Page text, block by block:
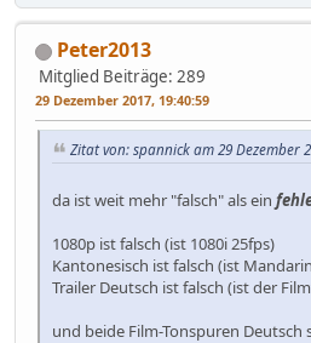
Peter2013
Mitglied Beiträge: 289
29 Dezember 2017, 19:40:59
Zitat von: spannick am 29 Dezember
da ist weit mehr "falsch" als ein
1080p ist falsch (ist 1080i 25fps)
Kantonesisch ist falsch (ist
Trailer Deutsch ist falsch (ist der
und beide Film-Tonspuren